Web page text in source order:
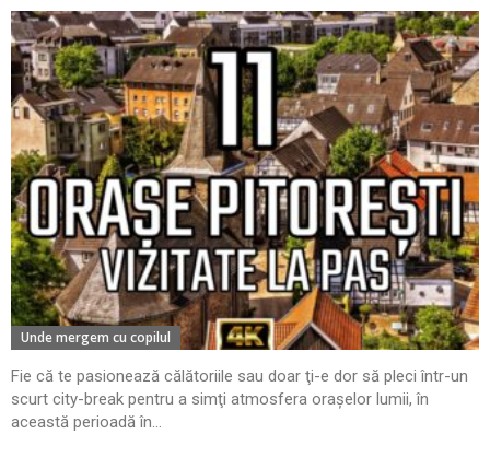
Unde mergem cu copilul
Fie că te pasionează călătoriile sau doar ţi-e dor să pleci într-un
scurt city-break pentru a simţi atmosfera oraşelor lumii, în
această perioadă în...